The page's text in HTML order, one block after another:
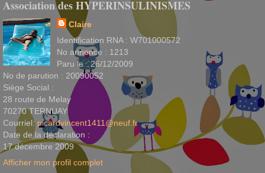
Association des HYPERINSULINISMES
Claire
Identification RNA : W701000572
No annonce : 1213
Paru le : 26/12/2009
No de parution : 20090052
Siège Social :
28 route de Melay
70270 TERNUAY
Courriel: picardvincent1411@neuf.fr
Date de la déclaration :
17 décembre 2009
Afficher mon profil complet